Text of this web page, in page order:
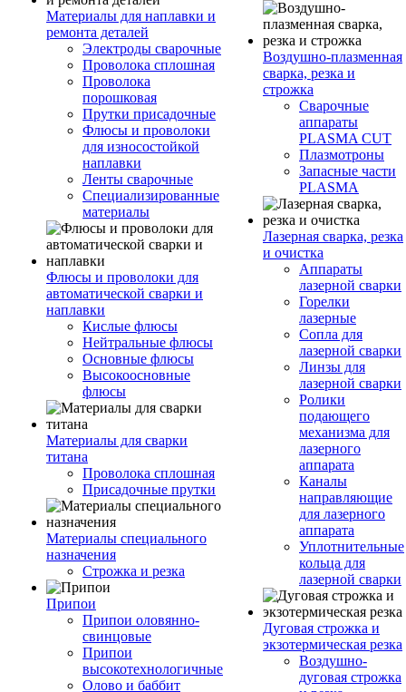
Материалы для наплавки и
ремонта деталей
Электроды сварочные
Проволока сплошная
Проволока
порошковая
Прутки присадочные
Флюсы и проволоки
для износостойкой
наплавки
Ленты сварочные
Специализированные
материалы
Флюсы и проволоки для
автоматической сварки и
наплавки
Кислые флюсы
Нейтральные флюсы
Основные флюсы
Высокоосновные
флюсы
Материалы для сварки
титана
Проволока сплошная
Присадочные прутки
Материалы специального
назначения
Строжка и резка
Припои
Припои оловянно-
свинцовые
Припои
высокотехнологичные
Олово и баббит
Воздушно-плазменная
сварка, резка и
строжка
Сварочные
аппараты
PLASMA CUT
Плазмотроны
Запасные части
PLASMA
Лазерная сварка, резка
и очистка
Аппараты
лазерной сварки
Горелки
лазерные
Сопла для
лазерной сварки
Линзы для
лазерной сварки
Ролики
подающего
механизма для
лазерного
аппарата
Каналы
направляющие
для лазерного
аппарата
Уплотнительные
кольца для
лазерной сварки
Дуговая строжка и
экзотермическая резка
Воздушно-
дуговая строжка